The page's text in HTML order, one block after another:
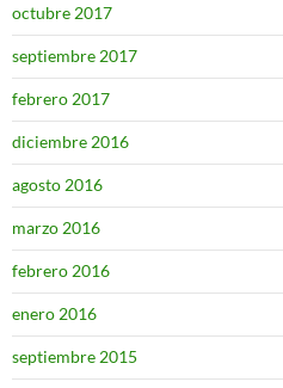
octubre 2017
septiembre 2017
febrero 2017
diciembre 2016
agosto 2016
marzo 2016
febrero 2016
enero 2016
septiembre 2015